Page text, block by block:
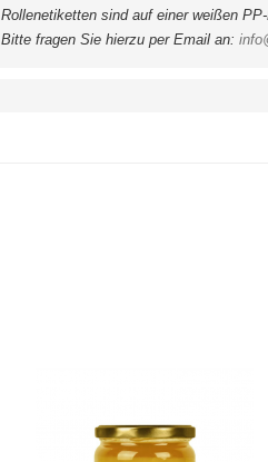
Rollenetiketten sind auf einer weißen
Bitte fragen Sie hierzu per Email an: